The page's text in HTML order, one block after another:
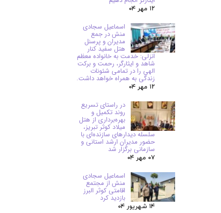
۱۲ مهر ۰۴
اسماعیل سجادی
منش در جمع
مدیران و پرسنل
هتل سفید کنار
انزلی: خدمت به خانواده معظم
شاهد و ایثارگر، رحمت و برکت
الهی را در تمامی شئونات
زندگی به همراه خواهد داشت.
۱۲ مهر ۰۴
در راستای تسریع
روند تکمیل و
بهره‌برداری از هتل
میلاد کوثر تبریز،
سلسله دیدارهای سازنده‌ای با
حضور مدیران ارشد استانی و
سازمانی برگزار شد
۰۷ مهر ۰۴
اسماعیل سجادی
منش از مجتمع
اقامتی کوثر البرز
بازدید کرد
۱۴ شهریور ۰۴